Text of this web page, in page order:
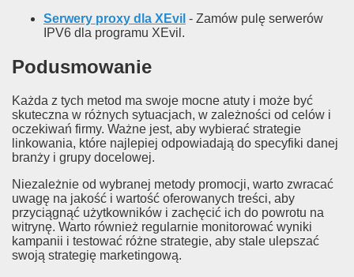
Serwery proxy dla XEvil - Zamów pulę serwerów
IPV6 dla programu XEvil.
Podusmowanie
Każda z tych metod ma swoje mocne atuty i może być
skuteczna w różnych sytuacjach, w zależności od celów i
oczekiwań firmy. Ważne jest, aby wybierać strategie
linkowania, które najlepiej odpowiadają do specyfiki danej
branży i grupy docelowej.
Niezależnie od wybranej metody promocji, warto zwracać
uwagę na jakość i wartość oferowanych treści, aby
przyciągnąć użytkowników i zachęcić ich do powrotu na
witrynę. Warto również regularnie monitorować wyniki
kampanii i testować różne strategie, aby stale ulepszać
swoją strategię marketingową.